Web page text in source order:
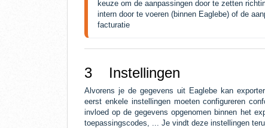
keuze om de aanpassingen door te zetten
intern door te voeren (binnen Eaglebe) of de
facturatie
3 Instellingen
Alvorens je de gegevens uit Eaglebe kan
eerst enkele instellingen moeten configureren
invloed op de gegevens opgenomen binnen het
toepassingscodes, ... Je vindt deze instellingen